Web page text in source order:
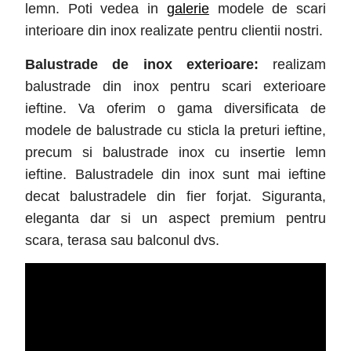
lemn. Poti vedea in galeriemodele de scari
interioare din inox realizate pentru clientii nostri.
Balustrade de inox exterioare: realizam
balustrade din inox pentru scari exterioare
ieftine. Va oferim o gama diversificata de
modele de balustrade cu sticla la preturi ieftine,
precum si balustrade inox cu insertie lemn
ieftine. Balustradele din inox sunt mai ieftine
decat balustradele din fier forjat. Siguranta,
eleganta dar si un aspect premium pentru
scara, terasa sau balconul dvs.